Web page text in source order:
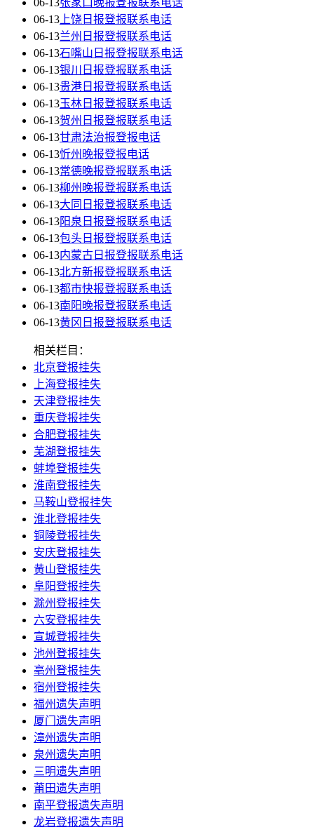
06-13 上饶日报登报联系电话
06-13兰州日报登报联系电话
06-13石嘴山日报登报联系电话
06-13银川日报登报联系电话
06-13贵港日报登报联系电话
06-13玉林日报登报联系电话
06-13贺州日报登报联系电话
06-13甘肃法治报登报电话
06-13忻州晚报登报电话
06-13常德晚报登报联系电话
06-13柳州晚报登报联系电话
06-13大同日报登报联系电话
06-13阳泉日报登报联系电话
06-13包头日报登报联系电话
06-13内蒙古日报登报联系电话
06-13北方新报登报联系电话
06-13都市快报登报联系电话
06-13南阳晚报登报联系电话
06-13黄冈日报登报联系电话
相关栏目：
北京登报挂失
上海登报挂失
天津登报挂失
重庆登报挂失
合肥登报挂失
芜湖登报挂失
蚌埠登报挂失
淮南登报挂失
马鞍山登报挂失
淮北登报挂失
铜陵登报挂失
安庆登报挂失
黄山登报挂失
阜阳登报挂失
滁州登报挂失
六安登报挂失
宣城登报挂失
池州登报挂失
亳州登报挂失
宿州登报挂失
福州遗失声明
厦门遗失声明
漳州遗失声明
泉州遗失声明
三明遗失声明
莆田遗失声明
南平登报遗失声明
龙岩登报遗失声明